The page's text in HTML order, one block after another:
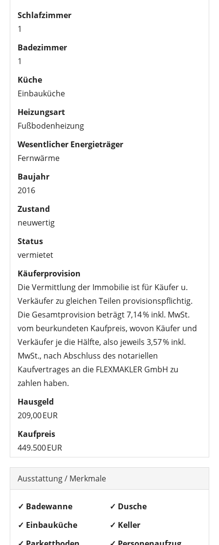
Schlafzimmer
1
Badezimmer
1
Küche
Einbauküche
Heizungsart
Fußbodenheizung
Wesentlicher Energieträger
Fernwärme
Baujahr
2016
Zustand
neuwertig
Status
vermietet
Käuferprovision
Die Vermittlung der Immobilie ist für Käufer u.
Verkäufer zu gleichen Teilen provisionspflichtig.
Die Gesamtprovision beträgt 7,14 % inkl. MwSt.
vom beurkundeten Kaufpreis, wovon Käufer und
Verkäufer je die Hälfte, also jeweils 3,57 % inkl.
MwSt., nach Abschluss des notariellen
Kaufvertrages an die FLEXMAKLER GmbH zu
zahlen haben.
Hausgeld
209,00 EUR
Kaufpreis
449.500 EUR
Ausstattung / Merkmale
✓ Badewanne
✓ Dusche
✓ Einbauküche
✓ Keller